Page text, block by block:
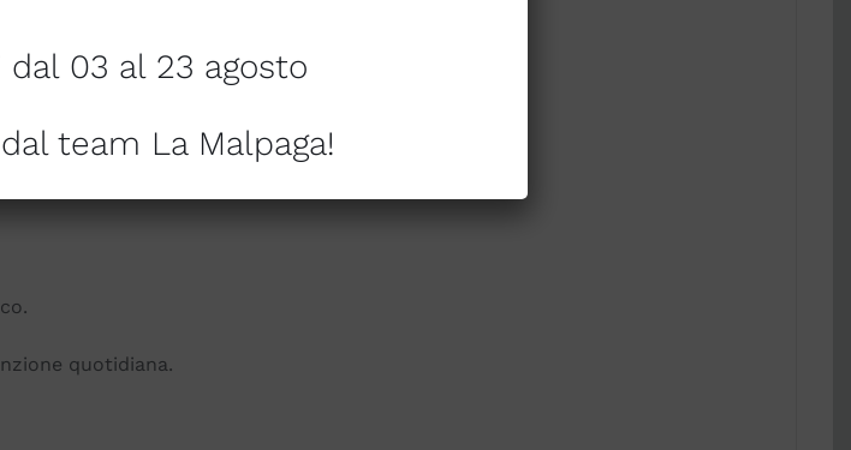
nel tempo.
e favorendo il rilassamento muscolare.
un microclima ideale durante tutta la notte.
quotidiana.
03 al 23 agosto
team La Malpaga!